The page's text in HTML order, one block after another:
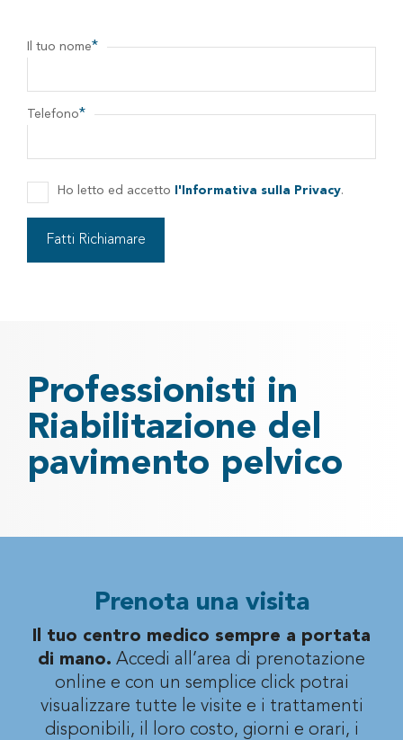
Il tuo nome*
Telefono*
Ho letto ed accetto l'Informativa sulla Privacy.
Professionisti in
Riabilitazione del
pavimento pelvico
Prenota una visita
Il tuo centro medico sempre a portata
di mano. Accedi all’area di prenotazione
online e con un semplice click potrai
visualizzare tutte le visite e i trattamenti
disponibili, il loro costo, giorni e orari, i